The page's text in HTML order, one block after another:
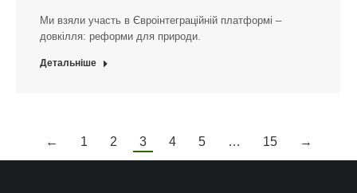
Ми взяли участь в Євроінтеграційній платформі –
довкілля: реформи для природи.
Детальніше
← 1 2 3 4 5 … 15 →